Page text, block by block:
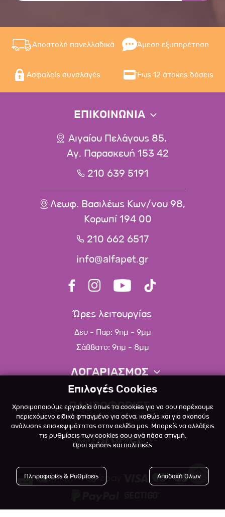
Αποστολή πανελλαδικά Άμεση εξυπηρέτηση
Ασφαλείς συναλαγές Έως 12 άτοκες δόσεις
ΕΠΙΚΟΙΝΩΝΙΑ
Αιγαίου Πελάγους 85,
Αγ. Παρασκευή 153 42
210 639 5191
Λεωφ. Βασιλέως Κων/νου 98,
Κορωπί 194 00
210 662 6517
info@alfapet.gr
Ώρες λειτουργίας
Δευ - Παρ: 9πμ - 9μμ
Σάββατο: 9πμ - 8μμ
ΛΟΓΑΡΙΑΣΜΟΣ
Πληροφορίες λογαριασμού
Λίστα αγαπημένων
Πολιτική επιστροφών
ΠΛΗΡΟΦΟΡΙΕΣ
Σχετικά
Επικοινωνία
Blog
Όροι Χρήσης
Πολιτική Απορρήτου
ΚΑΤΗΓΟΡΙΕΣ
Επιλογές Cookies
Χρησιμοποιούμε εργαλεία όπως τα cookies για να σου παρέχουμε
περιεχόμενο ειδικά φτιαγμένο για σένα, καθώς και για σκοπούς
ανάλυσης επισκεψιμότητας στην σελίδα μας. Μπορείς να αλλάξεις
τις ρυθμίσεις των cookies σου ανά πάσα στιγμή.
Όροι χρήσης και πολιτικές
Πληροφορίες & Ρυθμίσεις Αποδοχή Όλων